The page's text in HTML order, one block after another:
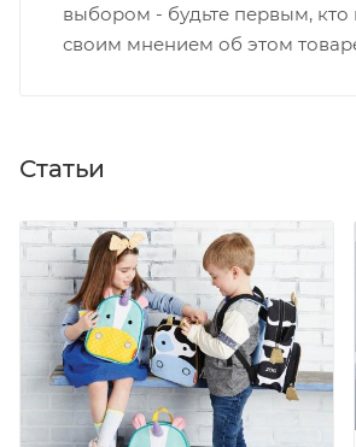
выбором - будьте первым, кто
своим мнением об этом
Статьи